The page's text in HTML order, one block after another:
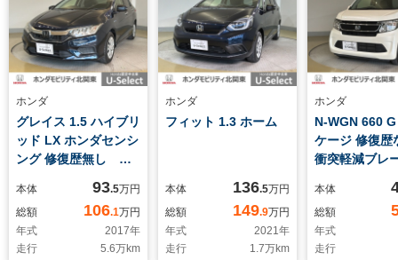
ホンダ
グレイス 1.5 ハイブリ
ッド LX ホンダセンシ
ング 修復歴無し 社
前後 純正リアカメ
ラ ETC ミュージッ
クプレイヤー接続
Bluetooth DVD 衝
本体 93.5万円
総額
106.1万円
年式
2017年
走行
5.6万km
ホンダ
フィット 1.3 ホーム
本体 136.5万円
総額
149.9万円
年式
2021年
走行
1.7万km
ホンダ
N-WGN 660
ケージ 修復
衝突軽減ブレ
ベンチシート
本体
総額
年式
走行